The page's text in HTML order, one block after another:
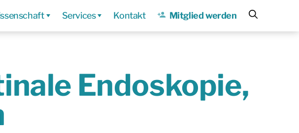
Services Kontakt Mitglied werden
Endoskopie,